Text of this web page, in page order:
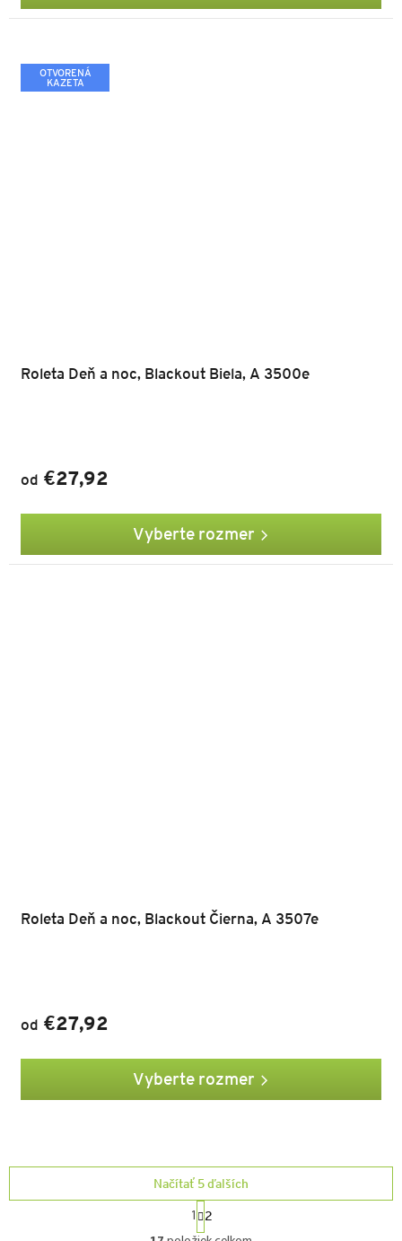
OTVORENÁ
KAZETA
Roleta Deň a noc, Blackout Biela, A 3500e
od €27,92
Vyberte rozmer
Roleta Deň a noc, Blackout Čierna, A 3507e
od €27,92
Vyberte rozmer
O
Načítať 5 ďalších
S
t
1 2